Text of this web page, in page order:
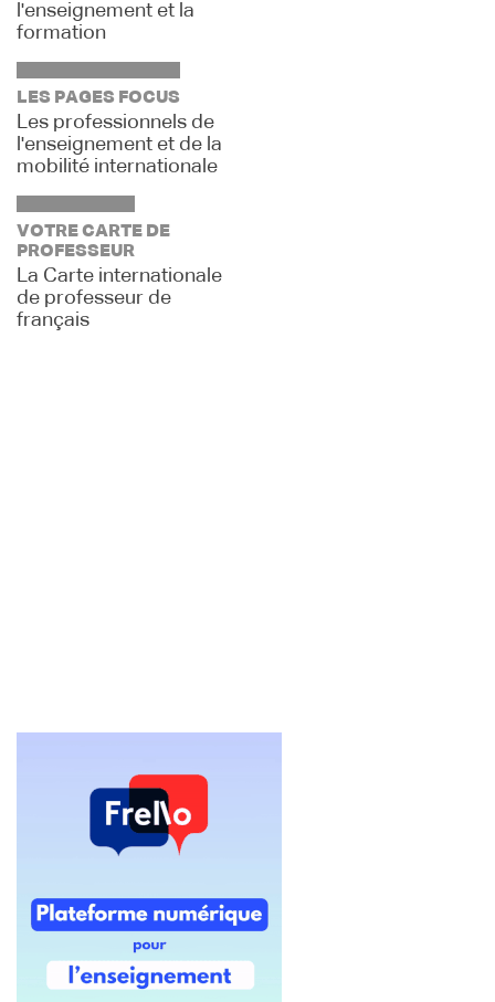
l'enseignement et la
formation
LES PAGES FOCUS
Les professionnels de
l'enseignement et de la
mobilité internationale
VOTRE CARTE DE
PROFESSEUR
La Carte internationale
de professeur de
français